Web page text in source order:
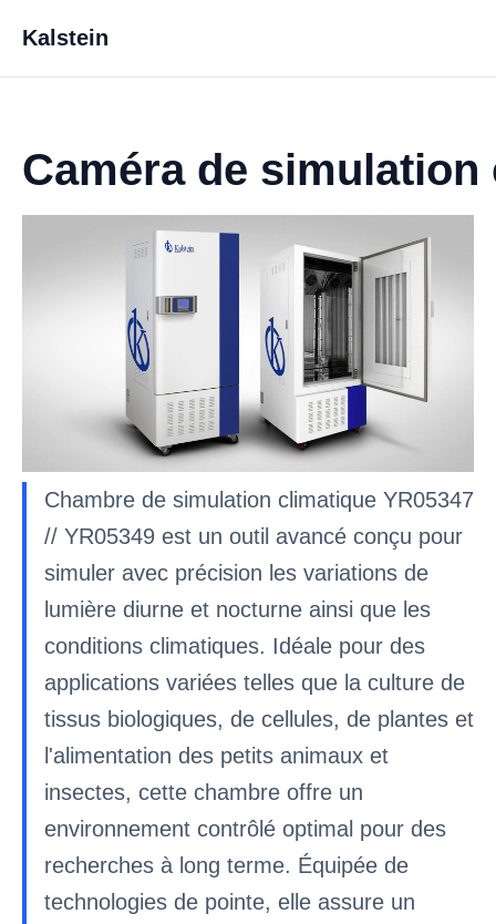
Kalstein
Caméra de simulation
Chambre de simulation climatique YR05347
// YR05349 est un outil avancé conçu pour
simuler avec précision les variations de
lumière diurne et nocturne ainsi que les
conditions climatiques. Idéale pour des
applications variées telles que la culture de
tissus biologiques, de cellules, de plantes et
l'alimentation des petits animaux et
insectes, cette chambre offre un
environnement contrôlé optimal pour des
recherches à long terme. Équipée de
technologies de pointe, elle assure un